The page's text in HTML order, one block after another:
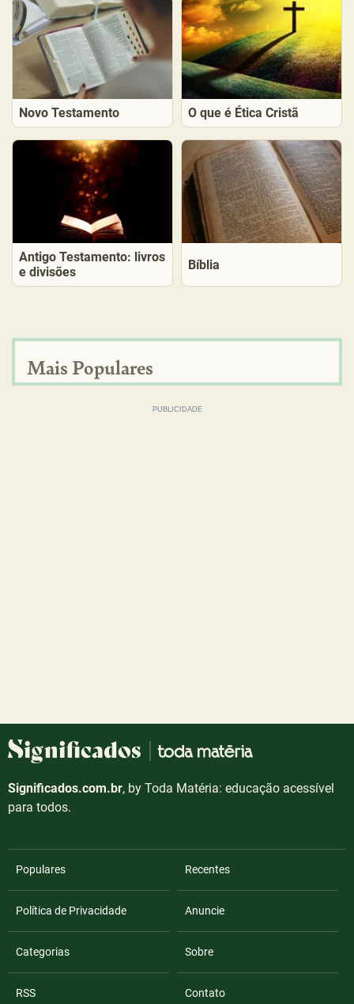
Novo Testamento O que é Ética Cristã
Antigo Testamento: livros
e divisões
Bíblia
Mais Populares
Significados.com.br, by Toda Matéria: educação acessível
para todos.
Populares Recentes
Política de Privacidade Anuncie
Categorias Sobre
RSS Contato